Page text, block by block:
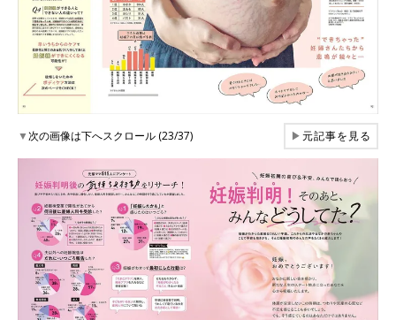
▼次の画像は下へスクロール (23/37) ▶元記事を見る